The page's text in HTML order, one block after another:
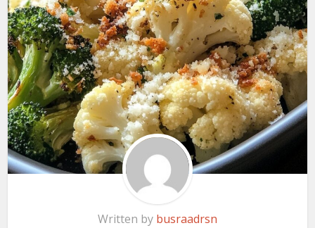
Written by busraadrsn